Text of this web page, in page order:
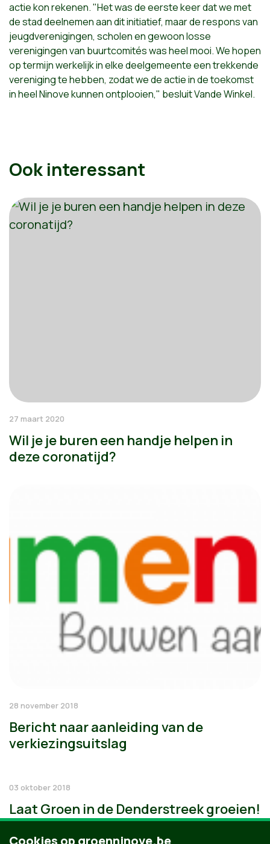
actie kon rekenen. "Het was de eerste keer dat we met
de stad deelnemen aan dit initiatief, maar de respons van
jeugdverenigingen, scholen en gewoon losse
verenigingen van buurtcomités was heel mooi. We hopen
op termijn werkelijk in elke deelgemeente een trekkende
vereniging te hebben, zodat we de actie in de toekomst
in heel Ninove kunnen ontplooien," besluit Vande Winkel.
Ook interessant
27 maart 2020
Wil je je buren een handje helpen in
deze coronatijd?
28 november 2018
Bericht naar aanleiding van de
verkiezingsuitslag
03 oktober 2018
Laat Groen in de Denderstreek groeien!
Cookies op groenninove.be